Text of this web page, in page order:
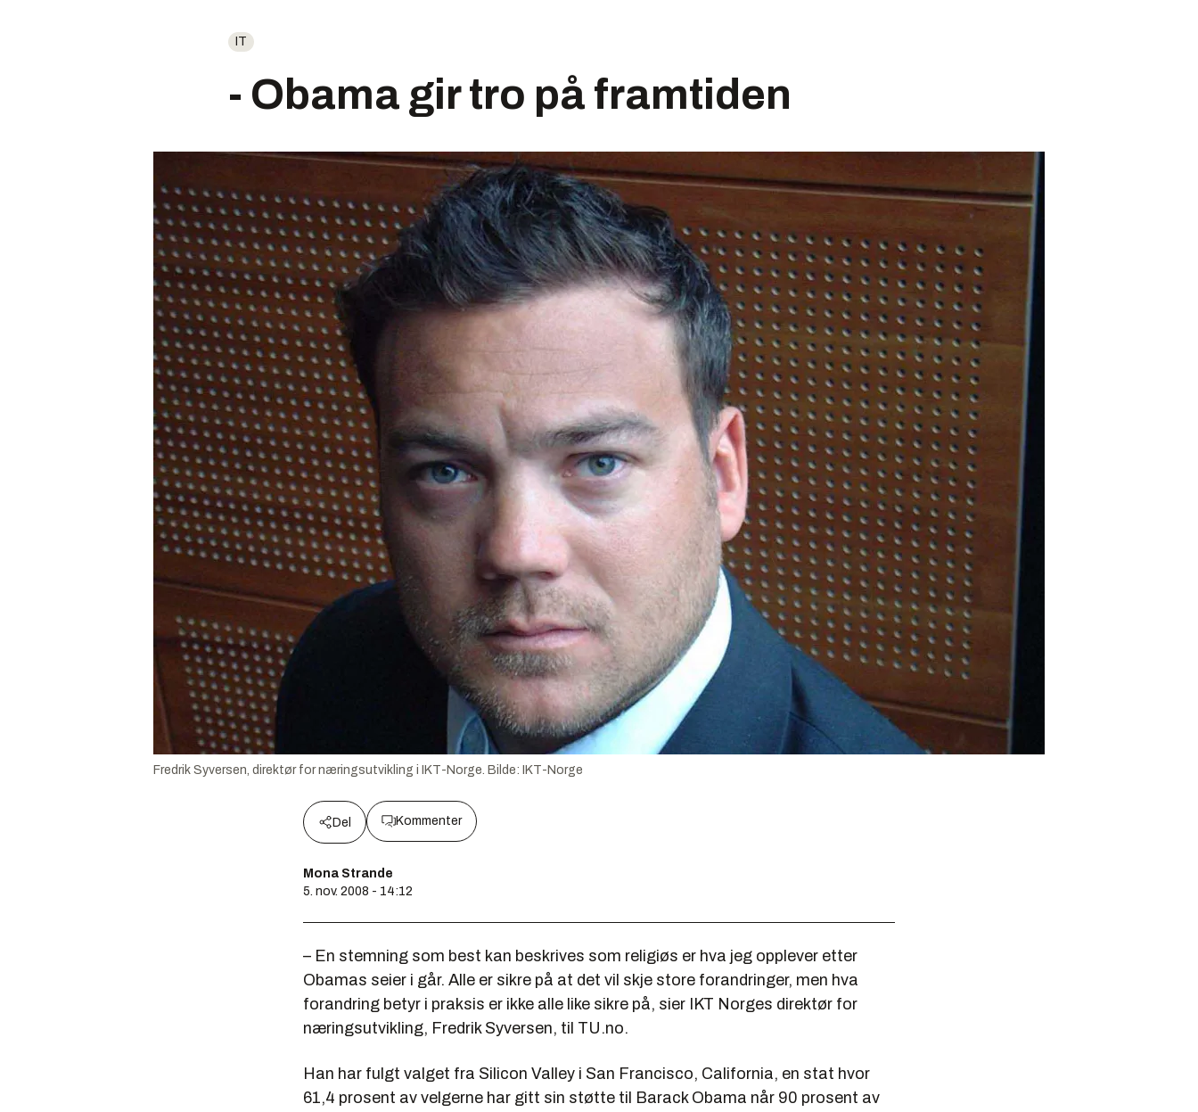
IT
- Obama gir tro på framtiden
Fredrik Syversen, direktør for næringsutvikling i IKT-Norge. Bilde: IKT-Norge
Del Kommenter
Mona Strande
5. nov. 2008 - 14:12
– En stemning som best kan beskrives som religiøs er hva jeg opplever etter
Obamas seier i går. Alle er sikre på at det vil skje store forandringer, men hva
forandring betyr i praksis er ikke alle like sikre på, sier IKT Norges direktør for
næringsutvikling, Fredrik Syversen, til TU.no.
Han har fulgt valget fra Silicon Valley i San Francisco, California, en stat hvor
61,4 prosent av velgerne har gitt sin støtte til Barack Obama når 90 prosent av